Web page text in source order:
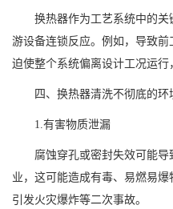
换热器作为工艺系统中的
游设备连锁反应。例如，导致前
迫使整个系统偏离设计工况运行
四、换热器清洗不彻底的环
1.有害物质泄漏
腐蚀穿孔或密封失效可能
业，这可能造成有毒、易燃易
引发火灾爆炸等二次事故。